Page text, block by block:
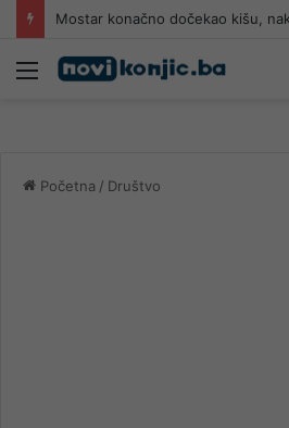
Meni
Početna / Društvo